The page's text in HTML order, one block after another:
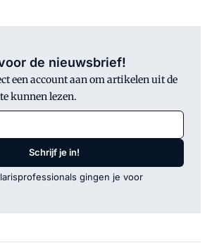
de nieuwsbrief!
een account aan om artikelen uit de
kunnen lezen.
Schrijf je in!
gingen je voor